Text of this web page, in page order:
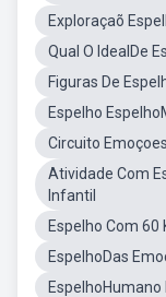
Exploraçaõ
Qual O IdealDe
Figuras De
Espelho
Circuito
Atividade Com
Infantil
Espelho Com 60
EspelhoDas
EspelhoHumano